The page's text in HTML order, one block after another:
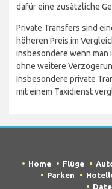
dafür eine zusätzliche
Private Transfers sind
höheren Preis im
insbesondere wenn man
ohne weitere
Insbesondere private
mit einem Taxidienst
Home Flüge
Parken